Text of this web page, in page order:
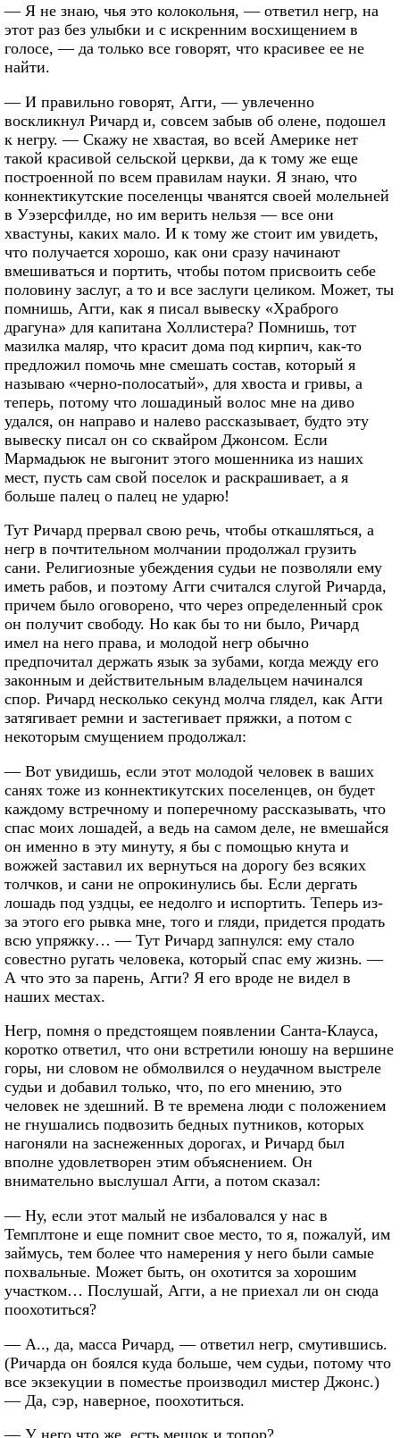
— Я не знаю, чья это колокольня, — ответил негр, на
этот раз без улыбки и с искренним восхищением в
голосе, — да только все говорят, что красивее ее не
найти.
— И правильно говорят, Агги, — увлеченно
воскликнул Ричард и, совсем забыв об олене, подошел
к негру. — Скажу не хвастая, во всей Америке нет
такой красивой сельской церкви, да к тому же еще
построенной по всем правилам науки. Я знаю, что
коннектикутские поселенцы чванятся своей молельней
в Уэзерсфилде, но им верить нельзя — все они
хвастуны, каких мало. И к тому же стоит им увидеть,
что получается хорошо, как они сразу начинают
вмешиваться и портить, чтобы потом присвоить себе
половину заслуг, а то и все заслуги целиком. Может, ты
помнишь, Агги, как я писал вывеску «Храброго
драгуна» для капитана Холлистера? Помнишь, тот
мазилка маляр, что красит дома под кирпич, как-то
предложил помочь мне смешать состав, который я
называю «черно-полосатый», для хвоста и гривы, а
теперь, потому что лошадиный волос мне на диво
удался, он направо и налево рассказывает, будто эту
вывеску писал он со сквайром Джонсом. Если
Мармадьюк не выгонит этого мошенника из наших
мест, пусть сам свой поселок и раскрашивает, а я
больше палец о палец не ударю!
Тут Ричард прервал свою речь, чтобы откашляться, а
негр в почтительном молчании продолжал грузить
сани. Религиозные убеждения судьи не позволяли ему
иметь рабов, и поэтому Агги считался слугой Ричарда,
причем было оговорено, что через определенный срок
он получит свободу. Но как бы то ни было, Ричард
имел на него права, и молодой негр обычно
предпочитал держать язык за зубами, когда между его
законным и действительным владельцем начинался
спор. Ричард несколько секунд молча глядел, как Агги
затягивает ремни и застегивает пряжки, а потом с
некоторым смущением продолжал:
— Вот увидишь, если этот молодой человек в ваших
санях тоже из коннектикутских поселенцев, он будет
каждому встречному и поперечному рассказывать, что
спас моих лошадей, а ведь на самом деле, не вмешайся
он именно в эту минуту, я бы с помощью кнута и
вожжей заставил их вернуться на дорогу без всяких
толчков, и сани не опрокинулись бы. Если дергать
лошадь под уздцы, ее недолго и испортить. Теперь из-
за этого его рывка мне, того и гляди, придется продать
всю упряжку… — Тут Ричард запнулся: ему стало
совестно ругать человека, который спас ему жизнь. —
А что это за парень, Агги? Я его вроде не видел в
наших местах.
Негр, помня о предстоящем появлении Санта-Клауса,
коротко ответил, что они встретили юношу на вершине
горы, ни словом не обмолвился о неудачном выстреле
судьи и добавил только, что, по его мнению, это
человек не здешний. В те времена люди с положением
не гнушались подвозить бедных путников, которых
нагоняли на заснеженных дорогах, и Ричард был
вполне удовлетворен этим объяснением. Он
внимательно выслушал Агги, а потом сказал:
— Ну, если этот малый не избаловался у нас в
Темплтоне и еще помнит свое место, то я, пожалуй, им
займусь, тем более что намерения у него были самые
похвальные. Может быть, он охотится за хорошим
участком… Послушай, Агги, а не приехал ли он сюда
поохотиться?
— А.., да, масса Ричард, — ответил негр, смутившись.
(Ричарда он боялся куда больше, чем судьи, потому что
все экзекуции в поместье производил мистер Джонс.)
— Да, сэр, наверное, поохотиться.